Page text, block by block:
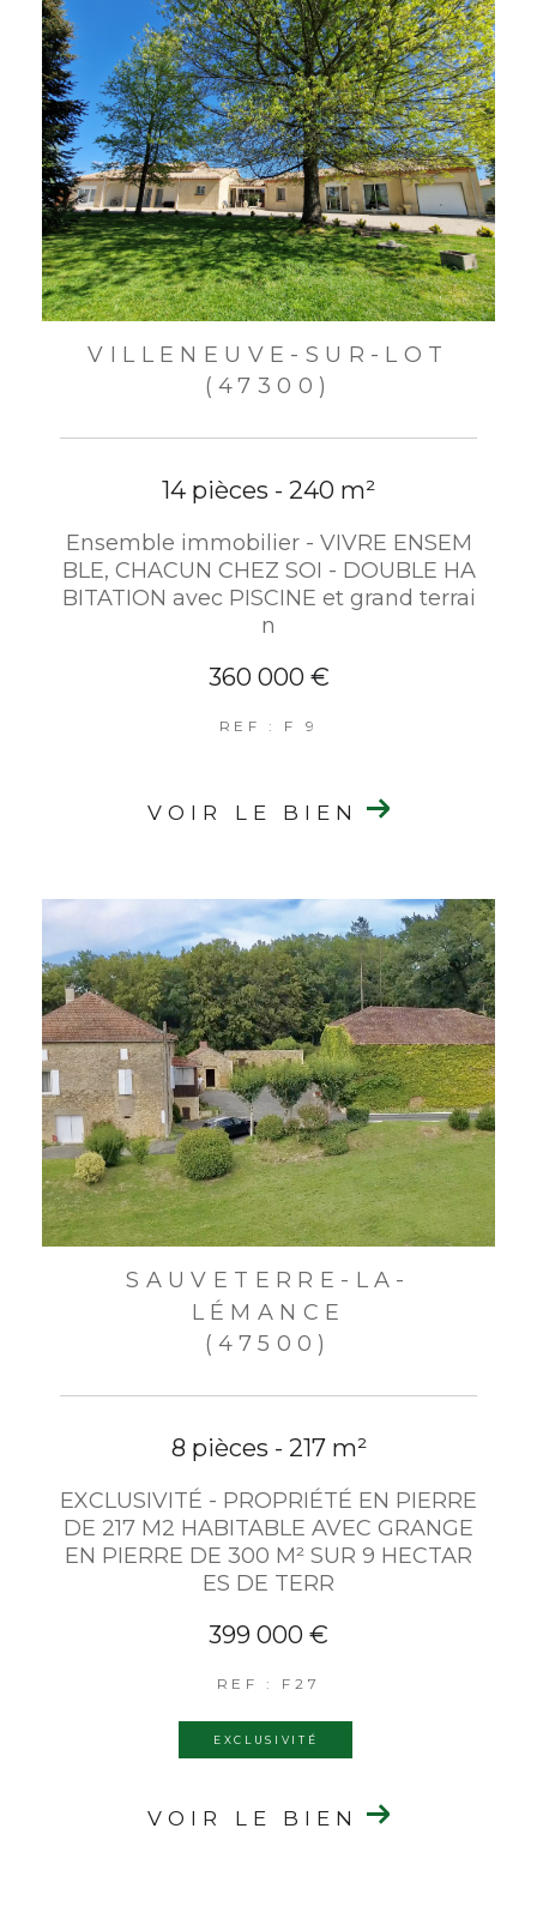
VILLENEUVE-SUR-LOT
(47300)
14 pièces - 240 m²
Ensemble immobilier - VIVRE ENSEM
BLE, CHACUN CHEZ SOI - DOUBLE HA
BITATION avec PISCINE et grand terrai
n
360 000 €
REF : F 9
VOIR LE BIEN
SAUVETERRE-LA-
LÉMANCE
(47500)
8 pièces - 217 m²
EXCLUSIVITÉ - PROPRIÉTÉ EN PIERRE
DE 217 M2 HABITABLE AVEC GRANGE
EN PIERRE DE 300 M² SUR 9 HECTAR
ES DE TERR
399 000 €
REF : F27
EXCLUSIVITÉ
VOIR LE BIEN